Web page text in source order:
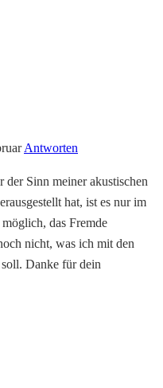
Antworten
Sinn meiner akustischen
hat, ist es nur im
das Fremde
nicht, was ich mit den
Danke für dein